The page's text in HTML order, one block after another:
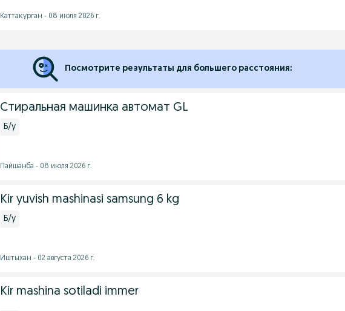
Каттакурган - 08 июля 2026 г.
Посмотрите результаты для большего расстояния:
Стиральная машинка автомат GL
Б/у
Пайшанба - 08 июля 2026 г.
Kir yuvish mashinasi samsung 6 kg
Б/у
Иштыхан - 02 августа 2026 г.
Kir mashina sotiladi immer